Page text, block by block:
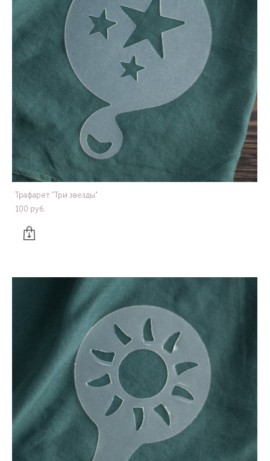
Трафарет "Три звезды"
100 pуб.